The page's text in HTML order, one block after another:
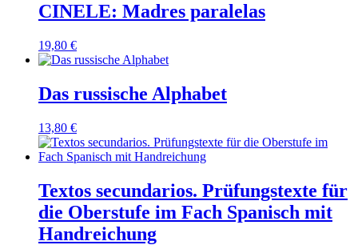
CINELE: Madres paralelas
19,80 €
Das russische Alphabet
13,80 €
Textos secundarios. Prüfungstexte für
die Oberstufe im Fach Spanisch mit
Handreichung